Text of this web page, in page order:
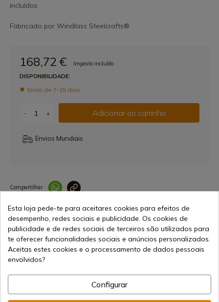
incluídos
Fabricado por Windlass Steelcrafts®
168,72 €
Imposto incluído
DISPONIBILIDADE:
Envio de 7-15 dias
- + Adicionar ao carrinho
Envios Mundiais
Compartilhar
Características
168,72 € Adicionar ao carrinho
Esta loja pede-te para aceitares cookies para efeitos de
desempenho, redes sociais e publicidade. Os cookies de
publicidade e de redes sociais de terceiros são utilizados para
te oferecer funcionalidades sociais e anúncios personalizados.
Aceitas estes cookies e o processamento de dados pessoais
envolvidos?
Configurar